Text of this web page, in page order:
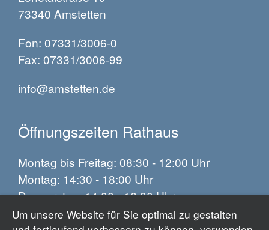
Um unsere Website für Sie optimal zu gestalten
73340 Amstetten
Fon: 07331/3006-0
Fax: 07331/3006-99
info@amstetten.de
Öffnungszeiten Rathaus
Montag bis Freitag: 08:30 - 12:00 Uhr
Montag: 14:30 - 18:00 Uhr
Donnerstag: 14:00 - 16:00 Uhr